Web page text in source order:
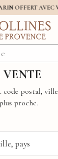
OFFERT AVEC
VENTE
postal,
proche.